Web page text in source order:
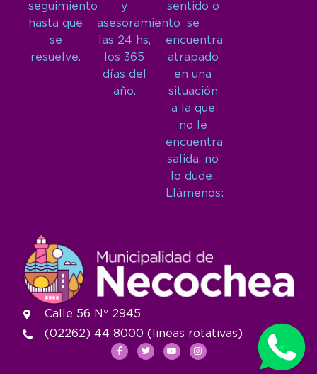
seguimiento
hasta que
se
resuelve.
y
asesoramiento
las 24 hs,
los 365
días del
año.
sentido o
se
encuentra
atrapado
en una
situación
a la que
no le
encuentra
salida, no
lo dude:
Llámenos:
Calle 56 Nº 2945
(02262) 44 8000 (lineas rotativas)